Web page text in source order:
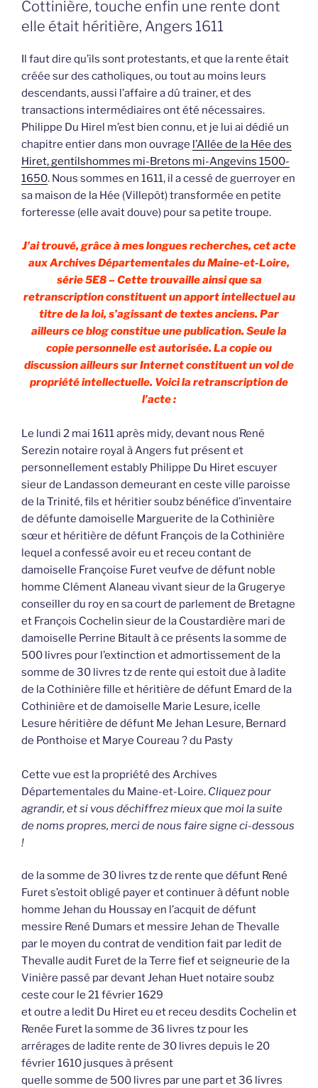
Cottinière, touche enfin une rente dont
elle était héritière, Angers 1611
Il faut dire qu’ils sont protestants, et que la rente était
créée sur des catholiques, ou tout au moins leurs
descendants, aussi l’affaire a dû trainer, et des
transactions intermédiaires ont été nécessaires.
Philippe Du Hirel m’est bien connu, et je lui ai dédié un
chapitre entier dans mon ouvrage l’Allée de la Hée des
Hiret, gentilshommes mi-Bretons mi-Angevins 1500-
1650. Nous sommes en 1611, il a cessé de guerroyer en
sa maison de la Hée (Villepôt) transformée en petite
forteresse (elle avait douve) pour sa petite troupe.
J’ai trouvé, grâce à mes longues recherches, cet acte
aux Archives Départementales du Maine-et-Loire,
série 5E8 – Cette trouvaille ainsi que sa
retranscription constituent un apport intellectuel au
titre de la loi, s’agissant de textes anciens. Par
ailleurs ce blog constitue une publication. Seule la
copie personnelle est autorisée. La copie ou
discussion ailleurs sur Internet constituent un vol de
propriété intellectuelle. Voici la retranscription de
l’acte :
Le lundi 2 mai 1611 après midy, devant nous René
Serezin notaire royal à Angers fut présent et
personnellement estably Philippe Du Hiret escuyer
sieur de Landasson demeurant en ceste ville paroisse
de la Trinité, fils et héritier soubz bénéfice d’inventaire
de défunte damoiselle Marguerite de la Cothinière
sœur et héritière de défunt François de la Cothinière
lequel a confessé avoir eu et receu contant de
damoiselle Françoise Furet veufve de défunt noble
homme Clément Alaneau vivant sieur de la Grugerye
conseiller du roy en sa court de parlement de Bretagne
et François Cochelin sieur de la Coustardière mari de
damoiselle Perrine Bitault à ce présents la somme de
500 livres pour l’extinction et admortissement de la
somme de 30 livres tz de rente qui estoit due à ladite
de la Cothinière fille et héritière de défunt Emard de la
Cothinière et de damoiselle Marie Lesure, icelle
Lesure héritière de défunt Me Jehan Lesure, Bernard
de Ponthoise et Marye Coureau ? du Pasty
Cette vue est la propriété des Archives
Départementales du Maine-et-Loire. Cliquez pour
agrandir, et si vous déchiffrez mieux que moi la suite
de noms propres, merci de nous faire signe ci-dessous
!
de la somme de 30 livres tz de rente que défunt René
Furet s’estoit obligé payer et continuer à défunt noble
homme Jehan du Houssay en l’acquit de défunt
messire René Dumars et messire Jehan de Thevalle
par le moyen du contrat de vendition fait par ledit de
Thevalle audit Furet de la Terre fief et seigneurie de la
Vinière passé par devant Jehan Huet notaire soubz
ceste cour le 21 février 1629
et outre a ledit Du Hiret eu et receu desdits Cochelin et
Renée Furet la somme de 36 livres tz pour les
arrérages de ladite rente de 30 livres depuis le 20
février 1610 jusques à présent
quelle somme de 500 livres par une part et 36 livres